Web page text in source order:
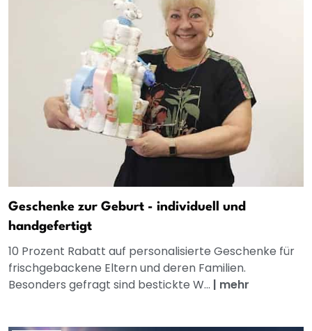
Geschenke zur Geburt - individuell und
handgefertigt
10 Prozent Rabatt auf personalisierte Geschenke für
frischgebackene Eltern und deren Familien.
Besonders gefragt sind bestickte W... | mehr